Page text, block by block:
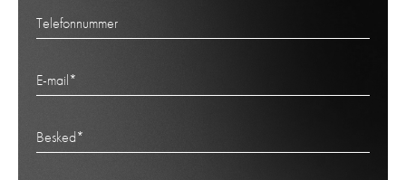
Telefonnummer
E-mail*
Besked*